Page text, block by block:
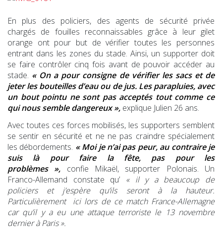
En plus des policiers, des agents de sécurité privée
chargés de fouilles reconnaissables grâce à leur gilet
orange ont pour but de vérifier toutes les personnes
entrant dans les zones du stade. Ainsi, un supporter doit
se faire contrôler cinq fois avant de pouvoir accéder au
stade. « On a pour consigne de vérifier les sacs et de
jeter les bouteilles d’eau ou de jus. Les parapluies, avec
un bout pointu ne sont pas acceptés tout comme ce
qui nous semble dangereux », explique Julien 26 ans.
Avec toutes ces forces mobilisés, les supporters semblent
se sentir en sécurité et ne ne pas craindre spécialement
les débordements. « Moi je n’ai pas peur, au contraire je
suis là pour faire la fête, pas pour les
problèmes », confie Mikaël, supporter Polonais. Un
Franco-Allemand constate qu’ « il y a beaucoup de
policiers et j’espère qu’ils seront à la hauteur.
Particulièrement ici lors de ce match France-Allemagne
car qu’il y a eu une attaque terroriste le 13 novembre
dernier à Paris ».